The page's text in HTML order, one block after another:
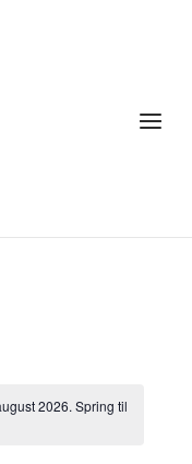
Menu
2026. Spring til